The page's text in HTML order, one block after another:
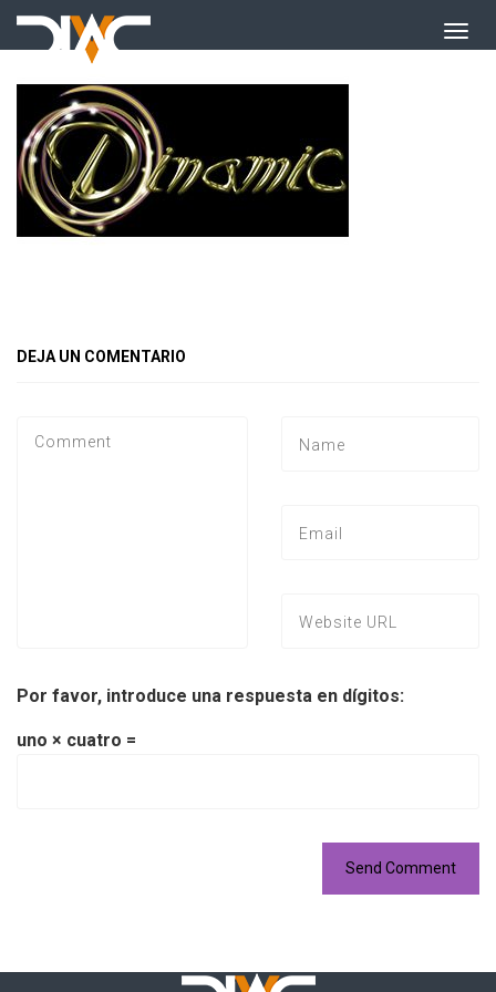
DEJA UN COMENTARIO
Por favor, introduce una respuesta en dígitos:
uno × cuatro =